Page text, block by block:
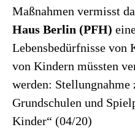
Maßnahmen vermisst
Haus Berlin (PFH)
Lebensbedürfnisse von
von Kindern müssten
werden:
Grundschulen und
Kinder“ (04/20)